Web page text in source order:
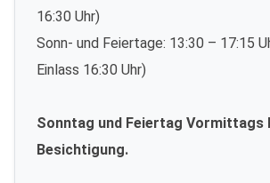
16:30 Uhr)
Sonn- und Feiertage: 13:30 – 17:15
Einlass 16:30 Uhr)
Sonntag und Feiertag Vormittags
Besichtigung.